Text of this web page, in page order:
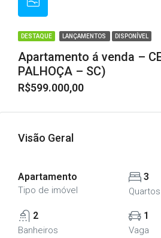
DESTAQUE LANÇAMENTOS DISPONÍVEL
Apartamento á venda –
PALHOÇA – SC)
R$599.000,00
Visão Geral
Apartamento
Tipo de imóvel
3
Quartos
2
Banheiros
1
Vaga